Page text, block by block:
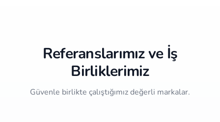
Referanslarımız ve İş
Birliklerimiz
Güvenle birlikte çalıştığımız değerli markalar.